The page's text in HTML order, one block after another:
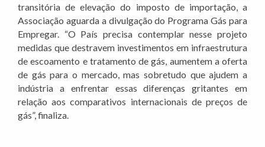
transitória de elevação do imposto de importação, a
Associação aguarda a divulgação do Programa Gás para
Empregar. “O País precisa contemplar nesse projeto
medidas que destravem investimentos em infraestrutura
de escoamento e tratamento de gás, aumentem a oferta
de gás para o mercado, mas sobretudo que ajudem a
indústria a enfrentar essas diferenças gritantes em
relação aos comparativos internacionais de preços de
gás”, finaliza.